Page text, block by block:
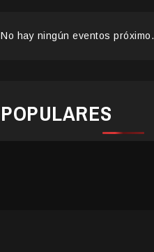
No hay ningún eventos próximo.
POPULARES